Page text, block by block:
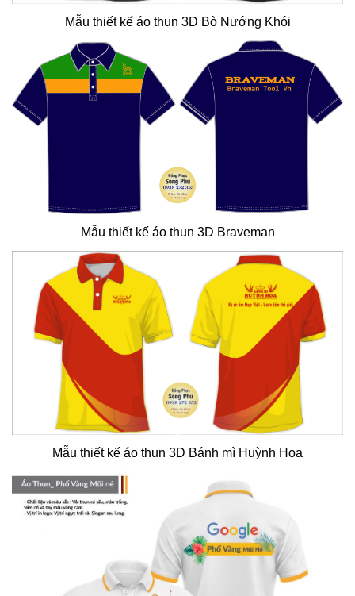
Mẫu thiết kế áo thun 3D Bò Nướng Khói
Mẫu thiết kế áo thun 3D Braveman
Mẫu thiết kế áo thun 3D Bánh mì Huỳnh Hoa